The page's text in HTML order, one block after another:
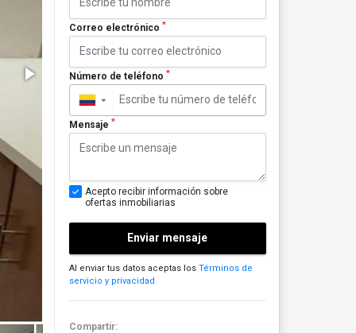
Correo electrónico *
Número de teléfono *
▼
Mensaje *
Acepto recibir información sobre
ofertas inmobiliarias
Enviar mensaje
Al enviar tus datos aceptas los Términos de
servicio y privacidad
Compartir: